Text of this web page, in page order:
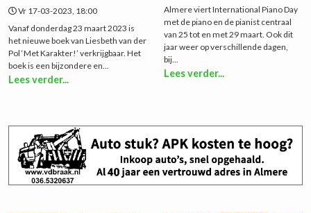
Vr 17-03-2023, 18:00
Vanaf donderdag 23 maart 2023 is
het nieuwe boek van Liesbeth van der
Pol ‘Met Karakter!’ verkrijgbaar. Het
boek is een bijzondere en...
Lees verder...
Almere viert International Piano Day
met de piano en de pianist centraal
van 25 tot en met 29 maart. Ook dit
jaar weer op verschillende dagen,
bij...
Lees verder...